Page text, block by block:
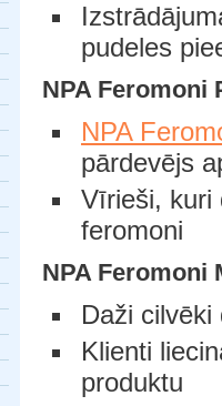
pudeles
NPA Feromoni
NPA
pārdevējs
Vīrieši, kuri
feromoni
NPA Feromoni
Daži
Klienti
produktu